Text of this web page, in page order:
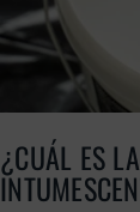
¿CUÁL ES